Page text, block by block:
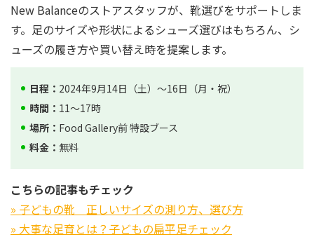
New Balanceのストアスタッフが、靴選びをサポートしま
す。足のサイズや形状によるシューズ選びはもちろん、シ
ューズの履き方や買い替え時を提案します。
日程： 2024年9月14日（土）～16日（月・祝）
時間： 11～17時
場所： Food Gallery前 特設ブース
料金： 無料
こちらの記事もチェック
» 子どもの靴 正しいサイズの測り方、選び方
» 大事な足育とは？子どもの扁平足チェック